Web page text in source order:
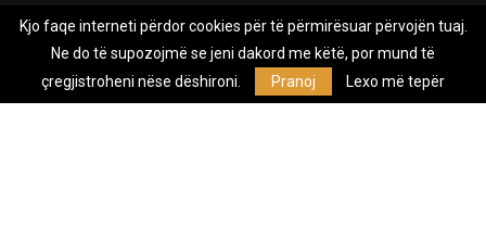
Rreth nesh Impresumi Marketing
Privacy Policy
Zhurnal.mk është Agjenci e Lajmeve e pavarur, e themeluar në vitin
Kjo faqe interneti përdor cookies për të përmirësuar përvojën tuaj.
Ne do të supozojmë se jeni dakord me këtë, por mund të
çregjistroheni nëse dëshironi.
Pranoj Lexo më tepër